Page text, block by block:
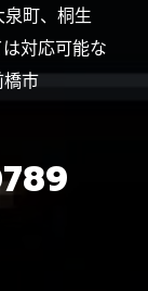
町、桐生
対応可能な
市